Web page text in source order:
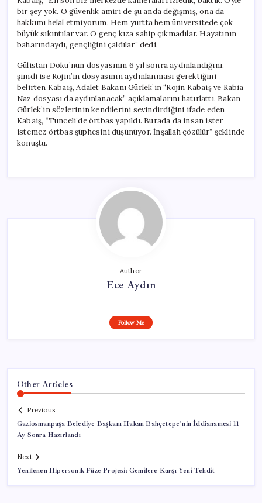
bir şey yok. O güvenlik amiri de şu anda değişmiş, ona da
hakkımı helal etmiyorum. Hem yurtta hem üniversitede çok
büyük sıkıntılar var. O genç kıza sahip çıkmadılar. Hayatının
baharındaydı, gençliğini çaldılar” dedi.
Gülistan Doku’nun dosyasının 6 yıl sonra aydınlandığını,
şimdi ise Rojin’in dosyasının aydınlanması gerektiğini
belirten Kabaiş, Adalet Bakanı Gürlek’in “Rojin Kabaiş ve Rabia
Naz dosyası da aydınlanacak” açıklamalarını hatırlattı. Bakan
Gürlek’in sözlerinin kendilerini sevindirdiğini ifade eden
Kabaiş, “Tunceli’de örtbas yapıldı. Burada da insan ister
istemez örtbas şüphesini düşünüyor. İnşallah çözülür” şeklinde
konuştu.
Author
Ece Aydın
Follow Me
Other Articles
Previous
Gaziosmanpaşa Belediye Başkanı Hakan Bahçetepe’nin İddianamesi 11
Ay Sonra Hazırlandı
Next
Yenilenen Hipersonik Füze Projesi: Gemilere Karşı Yeni Tehdit